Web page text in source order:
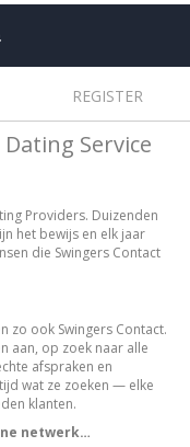
REGISTER
Service
Providers. Duizenden
het bewijs en elk jaar
die Swingers Contact
zo ook Swingers Contact.
aan, op zoek naar alle
afspraken en
wat ze zoeken — elke
klanten.
netwerk…